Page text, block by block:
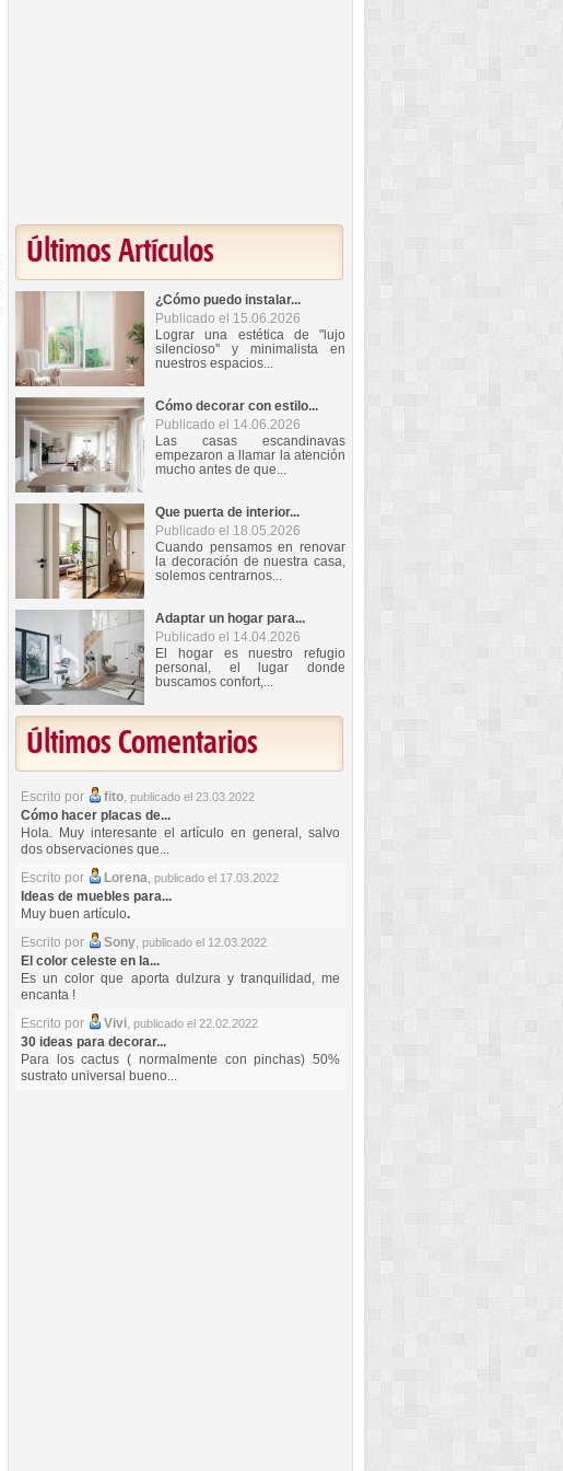
Últimos Artículos
¿Cómo puedo instalar...
Publicado el 15.06.2026
Lograr una estética de "lujo
silencioso" y minimalista en
nuestros espacios...
Cómo decorar con estilo...
Publicado el 14.06.2026
Las casas escandinavas
empezaron a llamar la atención
mucho antes de que...
Que puerta de interior...
Publicado el 18.05.2026
Cuando pensamos en renovar
la decoración de nuestra casa,
solemos centrarnos...
Adaptar un hogar para...
Publicado el 14.04.2026
El hogar es nuestro refugio
personal, el lugar donde
buscamos confort,...
Últimos Comentarios
Escrito por fito, publicado el 23.03.2022
Cómo hacer placas de...
Hola. Muy interesante el artículo en general, salvo
dos observaciones que...
Escrito por
Lorena, publicado el 17.03.2022
Ideas de muebles para...
Muy buen artículo.
Escrito por
Sony, publicado el 12.03.2022
El color celeste en la...
Es un color que aporta dulzura y tranquilidad, me
encanta !
Escrito por
Vivi, publicado el 22.02.2022
30 ideas para decorar...
Para los cactus ( normalmente con pinchas) 50%
sustrato universal bueno...